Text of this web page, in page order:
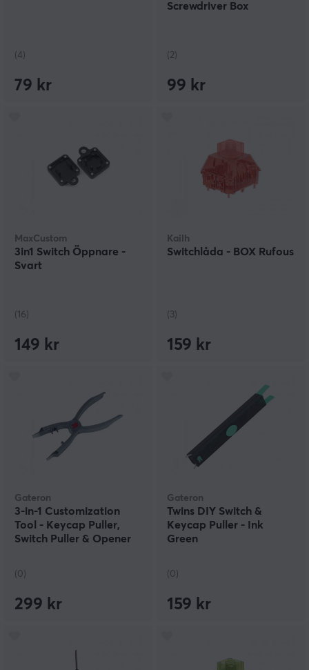
(4)
79 kr
Screwdriver Box
(2)
99 kr
MaxCustom
3in1 Switch Öppnare -
Svart
(16)
149 kr
Kailh
Switchlåda - BOX Rufous
(3)
159 kr
Gateron
3-in-1 Customization
Tool - Keycap Puller,
Switch Puller & Opener
(0)
299 kr
Gateron
Twins DIY Switch &
Keycap Puller - Ink
Green
(0)
159 kr